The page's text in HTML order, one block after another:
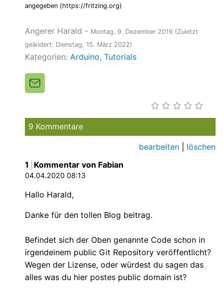
angegeben (https://fritzing.org)
Angerer Harald - Montag, 9. Dezember 2019 (Zuletzt
geändert: Dienstag, 15. März 2022)
Kategorien: Arduino Tutorials
9 Kommentare
bearbeiten
löschen
1
Kommentar von Fabian
04.04.2020 08:13
Hallo Harald,
Danke für den tollen Blog beitrag.
Befindet sich der Oben genannte Code schon in
irgendeinem public Git Repository veröffentlicht?
Wegen der Lizense, oder würdest du sagen das
alles was du hier postes public domain ist?